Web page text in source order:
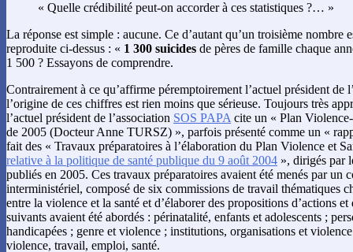
« Quelle crédibilité peut-on accorder à ces statistiques ?… »
La réponse est simple : aucune. Ce d’autant qu’un troisième nombre
reproduite ci-dessus : « 1 300 suicides de pères de famille chaque
1 500 ? Essayons de comprendre.
Contrairement à ce qu’affirme péremptoirement l’actuel président de
l’origine de ces chiffres est rien moins que sérieuse. Toujours très
l’actuel président de l’association SOS PAPA cite un « Plan
de 2005 (Docteur Anne TURSZ) », parfois présenté comme un «
fait des « Travaux préparatoires à l’élaboration du Plan Violence et
relative à la politique de santé publique du 9 août 2004 », dirigés par
publiés en 2005. Ces travaux préparatoires avaient été menés par un
interministériel, composé de six commissions de travail thématiques
entre la violence et la santé et d’élaborer des propositions d’actions
suivants avaient été abordés : périnatalité, enfants et adolescents ;
handicapées ; genre et violence ; institutions, organisations et
violence, travail, emploi, santé.